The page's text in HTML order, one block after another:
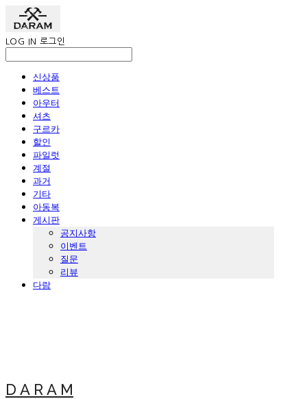
LOG IN 로그인
신상품
베스트
아우터
셔츠
구르카
할인
파일럿
계절
과거
기타
아동복
게시판
공지사항
이벤트
질문
리뷰
다람
D A R A M